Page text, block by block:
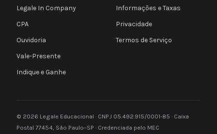
Legale In Company
CPA
Ouvidoria
Vale-Presente
Indique e Ganhe
Informações e Taxas
Privacidade
Termos de Serviço
© 2026 Legale Educacional · CNPJ 05.492.915/0001-85 · Caixa
Postal 77454, São Paulo–SP · Credenciada pelo MEC